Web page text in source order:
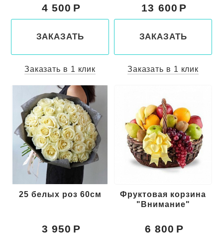
4 500
ЗАКАЗАТЬ
Заказать в 1 клик
13 600
ЗАКАЗАТЬ
Заказать в 1 клик
25 белых роз 60см
3 950
Фруктовая корзина
"Внимание"
6 800